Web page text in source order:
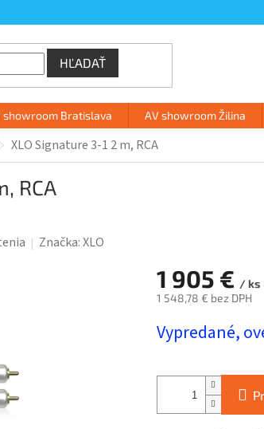
HĽADAŤ
showroom Bratislava AV showroom Žilina
XLO Signature 3-1 2 m, RCA
RCA
Značka:XLO
1 905 € / ks
1 548,78 € bez DPH
cena:
Vypredané,